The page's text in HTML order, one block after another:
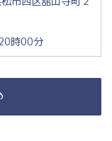
時00分